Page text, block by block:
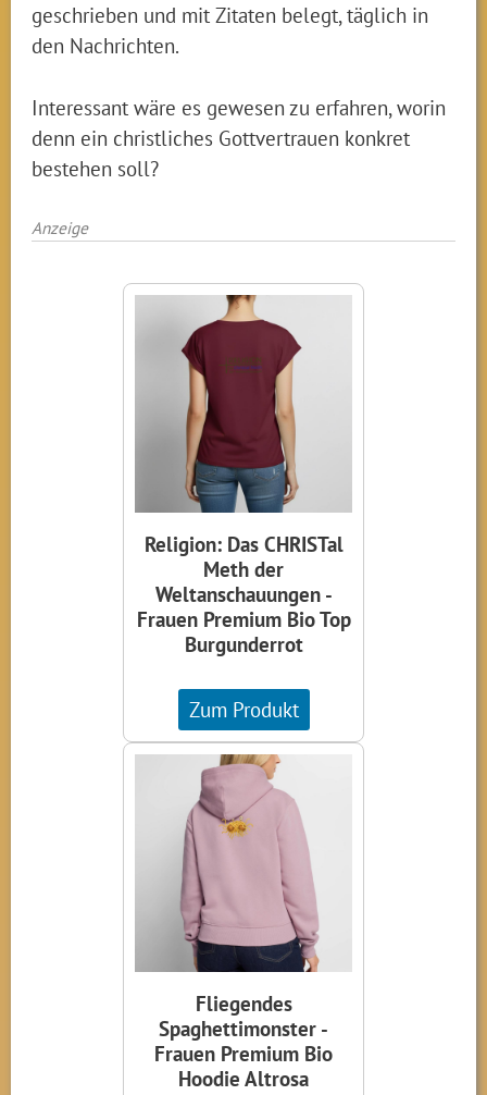
geschrieben und mit Zitaten belegt, täglich in
den Nachrichten.
Interessant wäre es gewesen zu erfahren, worin
denn ein christliches Gottvertrauen konkret
bestehen soll?
Anzeige
Religion: Das CHRISTal
Meth der
Weltanschauungen -
Frauen Premium Bio Top
Burgunderrot
Zum Produkt
Fliegendes
Spaghettimonster -
Frauen Premium Bio
Hoodie Altrosa